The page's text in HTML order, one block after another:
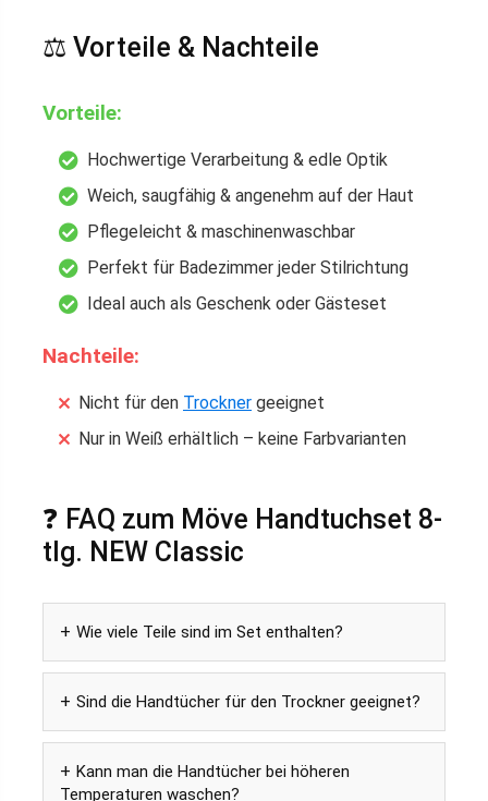
⚖️ Vorteile & Nachteile
Vorteile:
Hochwertige Verarbeitung & edle Optik
Weich, saugfähig & angenehm auf der Haut
Pflegeleicht & maschinenwaschbar
Perfekt für Badezimmer jeder Stilrichtung
Ideal auch als Geschenk oder Gästeset
Nachteile:
Nicht für den Trockner geeignet
Nur in Weiß erhältlich – keine Farbvarianten
❓ FAQ zum Möve Handtuchset 8-
tlg. NEW Classic
Wie viele Teile sind im Set enthalten?
Sind die Handtücher für den Trockner geeignet?
Kann man die Handtücher bei höheren
Temperaturen waschen?